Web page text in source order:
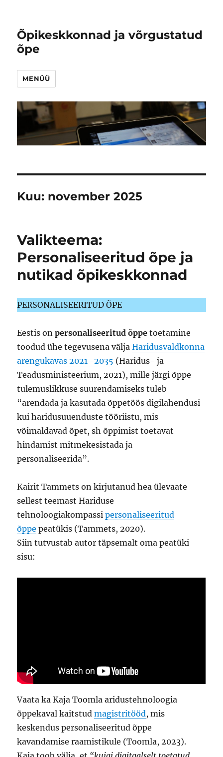
Õpikeskkonnad ja võrgustatud
õpe
MENÜÜ
Kuu: november 2025
Valikteema:
Personaliseeritud õpe ja
nutikad õpikeskkonnad
PERSONALISEERITUD ÕPE
Eestis on personaliseeritud õppe toetamine
toodud ühe tegevusena väljaHaridusvaldkonna
arengukavas 2021–2035 (Haridus- ja
Teadusministeerium, 2021), mille järgi õppe
tulemuslikkuse suurendamiseks tuleb
“arendada ja kasutada õppetöös digilahendusi
kui haridusuuenduste tööriistu, mis
võimaldavad õpet, sh õppimist toetavat
hindamist mitmekesistada ja
personaliseerida”.
Kairit Tammets on kirjutanud hea ülevaate
sellest teemast Hariduse
tehnoloogiakompassipersonaliseeritud
õppe peatükis (Tammets, 2020).
Siin tutvustab autor täpsemalt oma peatüki
sisu:
Vaata ka Kaja Toomla aridustehnoloogia
õppekaval kaitstudmagistritööd, mis
keskendus personaliseeritud õppe
kavandamise raamistikule (Toomla, 2023).